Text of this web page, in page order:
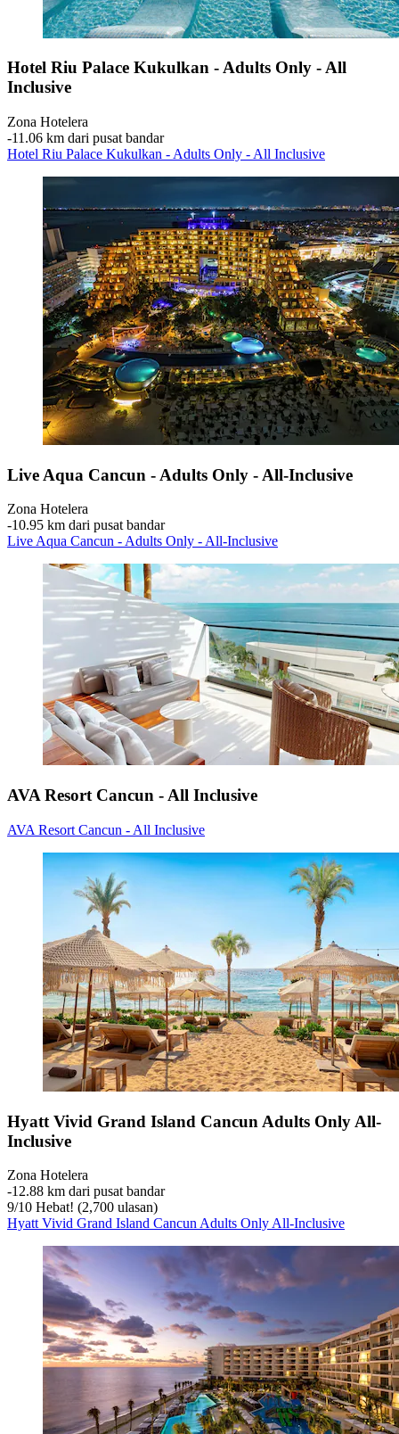
Hotel Riu Palace Kukulkan - Adults Only - All
Inclusive
Zona Hotelera
‐11.06 km dari pusat bandar
Hotel Riu Palace Kukulkan - Adults Only - All Inclusive
Live Aqua Cancun - Adults Only - All-Inclusive
Zona Hotelera
‐10.95 km dari pusat bandar
Live Aqua Cancun - Adults Only - All-Inclusive
AVA Resort Cancun - All Inclusive
AVA Resort Cancun - All Inclusive
Hyatt Vivid Grand Island Cancun Adults Only All-
Inclusive
Zona Hotelera
‐12.88 km dari pusat bandar
9/10 Hebat! (2,700 ulasan)
Hyatt Vivid Grand Island Cancun Adults Only All-Inclusive